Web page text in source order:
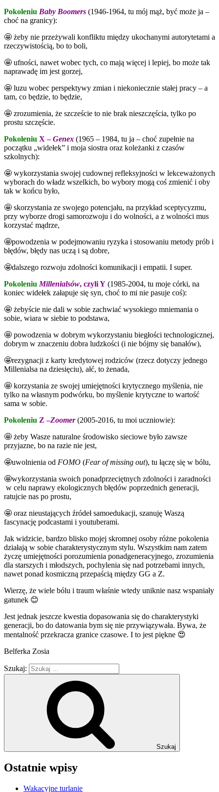
Pokoleniu Baby Boomers (1946-1964, tu mój mąż, być może ja –
choć na granicy):
🤩 żeby nie przeżywali konfliktu między ukochanymi autorytetami a
rzeczywistością, bo to boli,
🤩 ufności, nawet wobec tych, co mają więcej i lepiej, bo może tak
naprawadę im jest gorzej,
🤩 luzu wobec perspektywy zmian i niekoniecznie stałej pracy – a
tam, co będzie, to będzie,
🤩 zrozumienia, że szczeście to nie brak nieszczęścia, tylko po
prostu szczęście.
Pokoleniu X –Genex (1965 – 1984, tu ja – choć zupełnie na
początku „widełek” i moja siostra oraz koleżanki z czasów
szkolnych):
🤩 wykorzystania swojej cudownej refleksyjności w lekceważonych
wyborach do władz wszelkich, bo wybory mogą coś zmienić i oby
tak w końcu było,
🤩 skorzystania ze swojego potencjału, na przykład sceptycyzmu,
przy wyborze drogi samorozwoju i do wolności, a z wolności mus
korzystać mądrze,
🤩powodzenia w podejmowaniu ryzyka i stosowaniu metody prób i
błędów, błędy nas uczą i są dobre,
🤩dalszego rozwoju zdolności komunikacji i empatii. I super.
Pokoleniu Millenialsów, czyli Y (1985-2004, tu moje córki, na
koniec widełek załapuje się syn, choć to mi nie pasuje coś):
🤩 żebyście nie dali w sobie zachwiać wysokiego mniemania o
sobie, wiara w siebie to podstawa,
🤩 powodzenia w dobrym wykorzystaniu biegłości technologicznej,
dobrym w znaczeniu dobra ludzkości (i nie bójmy się banałów),
🤩rezygnacji z karty kredytowej rodziców (rzecz dotyczy jednego
Millenialsa na dziesięciu), ałć, to żenada,
🤩 korzystania ze swojej umiejętności krytycznego myślenia, nie
tylko na własnym podwórku, bo myślenie krytyczne to wartość
sama w sobie.
Pokoleniu Z –Zoomer(2005-2016, tu moi uczniowie):
🤩 żeby Wasze naturalne środowisko sieciowe było zawsze
przyjazne, bo na razie nie jest,
🤩uwolnienia od FOMO (Fear of missing out), tu łączę się w bólu,
🤩wykorzystania swoich ponadprzeciętnych zdolności i zaradności
w celu naprawy ekologicznych błędów poprzednich generacji,
ratujcie nas po prostu,
🤩 oraz nieustających źródeł samoedukacji, szanuję Waszą
fascynację podcastami i youtuberami.
Jak widzicie, bardzo blisko mojej skromnej osoby różne pokolenia
działają w sobie charakterystycznym stylu. Wszystkim nam zatem
życzę umiejętności porozumienia ponadgeneracyjnego, zrozumienia
dla starszych i młodszych, pochylenia się nad potrzebami innych,
nawet ponad kosmiczną przepaścią między GG a Z.
Wierzę, że wiele bólu i traum właśnie wtedy uniknie nasz wspaniały
gatunek 😊
Jest jednak jeszcze kwestia dopasowania się do charakterystyki
generacji, bo do datowania bym się nie przywiązywała. Bywa, że
mentalność przekracza granice czasowe. I to jest piękne 😍
Belferka Zosia
Szukaj:
Szukaj
Ostatnie wpisy
Wakacyjne turlanie